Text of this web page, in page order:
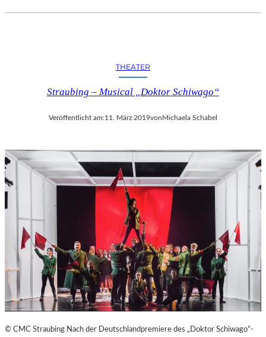
THEATER
Straubing – Musical „Doktor Schiwago“
Veröffentlicht am:11. März 2019von Michaela Schabel
© CMC Straubing Nach der Deutschlandpremiere des „Doktor Schiwago“-